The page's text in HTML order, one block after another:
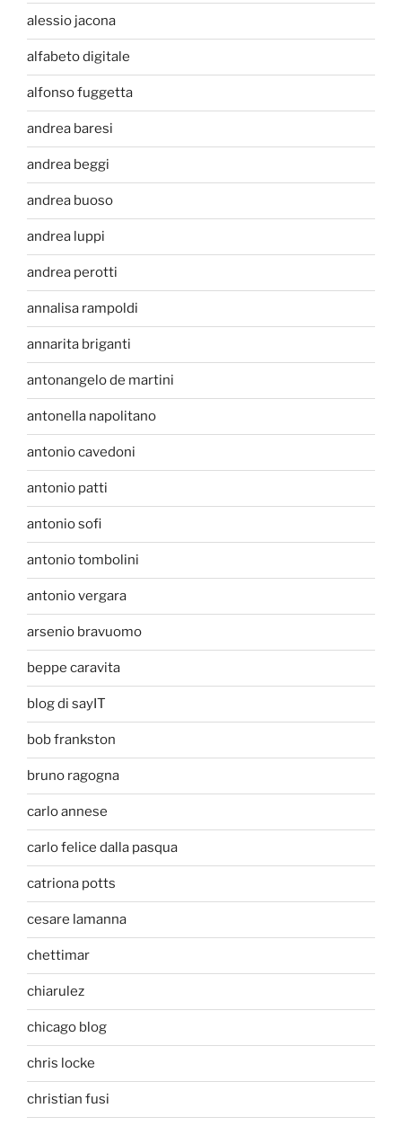
alessio jacona
alfabeto digitale
alfonso fuggetta
andrea baresi
andrea beggi
andrea buoso
andrea luppi
andrea perotti
annalisa rampoldi
annarita briganti
antonangelo de martini
antonella napolitano
antonio cavedoni
antonio patti
antonio sofi
antonio tombolini
antonio vergara
arsenio bravuomo
beppe caravita
blog di sayIT
bob frankston
bruno ragogna
carlo annese
carlo felice dalla pasqua
catriona potts
cesare lamanna
chettimar
chiarulez
chicago blog
chris locke
christian fusi